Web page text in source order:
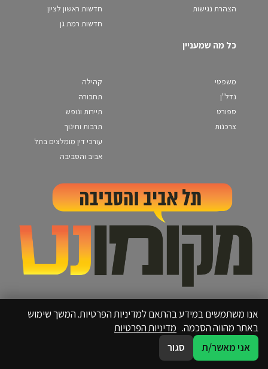
הצהרת נגישות
חדשות ראשון לציון
חדשות רמת גן
כל מה שמעניין
משפטי
נדל"ן
ספורט
צרכנות
קהילה
תחבורה
תיירות ונופש
תרבות וחינוך
עורכי דין מומלצים בתל
אביב והסביבה
אנו משתמשים במידע בהתאם למדיניות הפרטיות. המשך שימוש
באתר מהווה הסכמה. מדיניות הפרטיות
אני מאשר/ת
סגור